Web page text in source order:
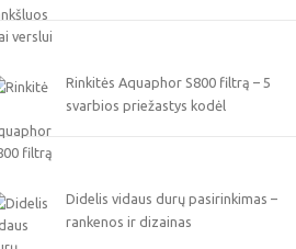
Rinkitės Aquaphor S800 filtrą – 5
svarbios priežastys kodėl
Didelis vidaus durų pasirinkimas –
rankenos ir dizainas